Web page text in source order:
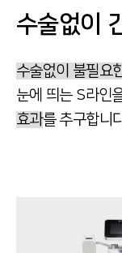
수술없이
수술없이 불필요
눈에 띄는 S라인
효과를 추구합니